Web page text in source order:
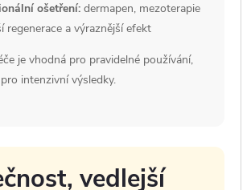
ošetření: dermapen, mezoterapie
regenerace a výraznější efekt
je vhodná pro pravidelné používání,
intenzivní výsledky.
vedlejší